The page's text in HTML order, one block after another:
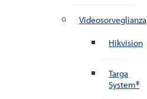
Videosorveglianza
Hikvision
Targa
System®